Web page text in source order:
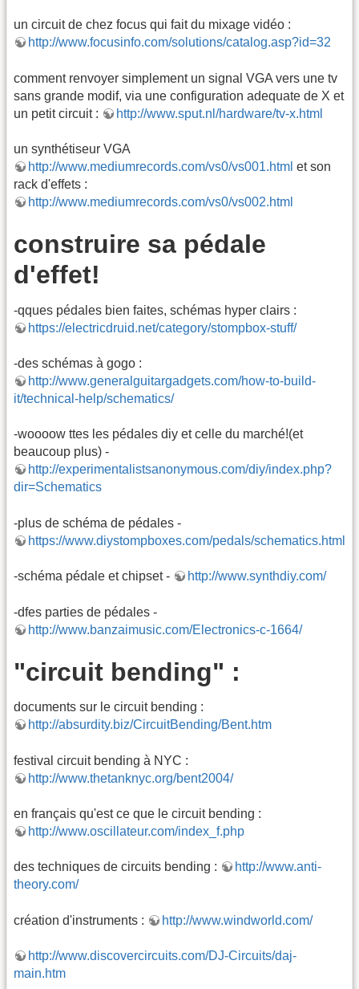
un circuit de chez focus qui fait du mixage vidéo :
http://www.focusinfo.com/solutions/catalog.asp?id=32
comment renvoyer simplement un signal VGA vers une tv
sans grande modif, via une configuration adequate de X et
un petit circuit :
http://www.sput.nl/hardware/tv-x.html
un synthétiseur VGA
http://www.mediumrecords.com/vs0/vs001.html et son
rack d'effets :
http://www.mediumrecords.com/vs0/vs002.html
construire sa pédale
d'effet!
-qques pédales bien faites, schémas hyper clairs :
https://electricdruid.net/category/stompbox-stuff/
-des schémas à gogo :
http://www.generalguitargadgets.com/how-to-build-
it/technical-help/schematics/
-woooow ttes les pédales diy et celle du marché!(et
beaucoup plus) -
http://experimentalistsanonymous.com/diy/index.php?
dir=Schematics
-plus de schéma de pédales -
https://www.diystompboxes.com/pedals/schematics.html
-schéma pédale et chipset - http://www.synthdiy.com/
-dfes parties de pédales -
http://www.banzaimusic.com/Electronics-c-1664/
"circuit bending" :
documents sur le circuit bending :
http://absurdity.biz/CircuitBending/Bent.htm
festival circuit bending à NYC :
http://www.thetanknyc.org/bent2004/
en français qu'est ce que le circuit bending :
http://www.oscillateur.com/index_f.php
des techniques de circuits bending :
http://www.anti-
theory.com/
création d'instruments : http://www.windworld.com/
http://www.discovercircuits.com/DJ-Circuits/daj-
main.htm